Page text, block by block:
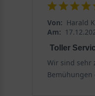
Von: Harald
Am:
Toller
Wir sind sehr
Bemühungen